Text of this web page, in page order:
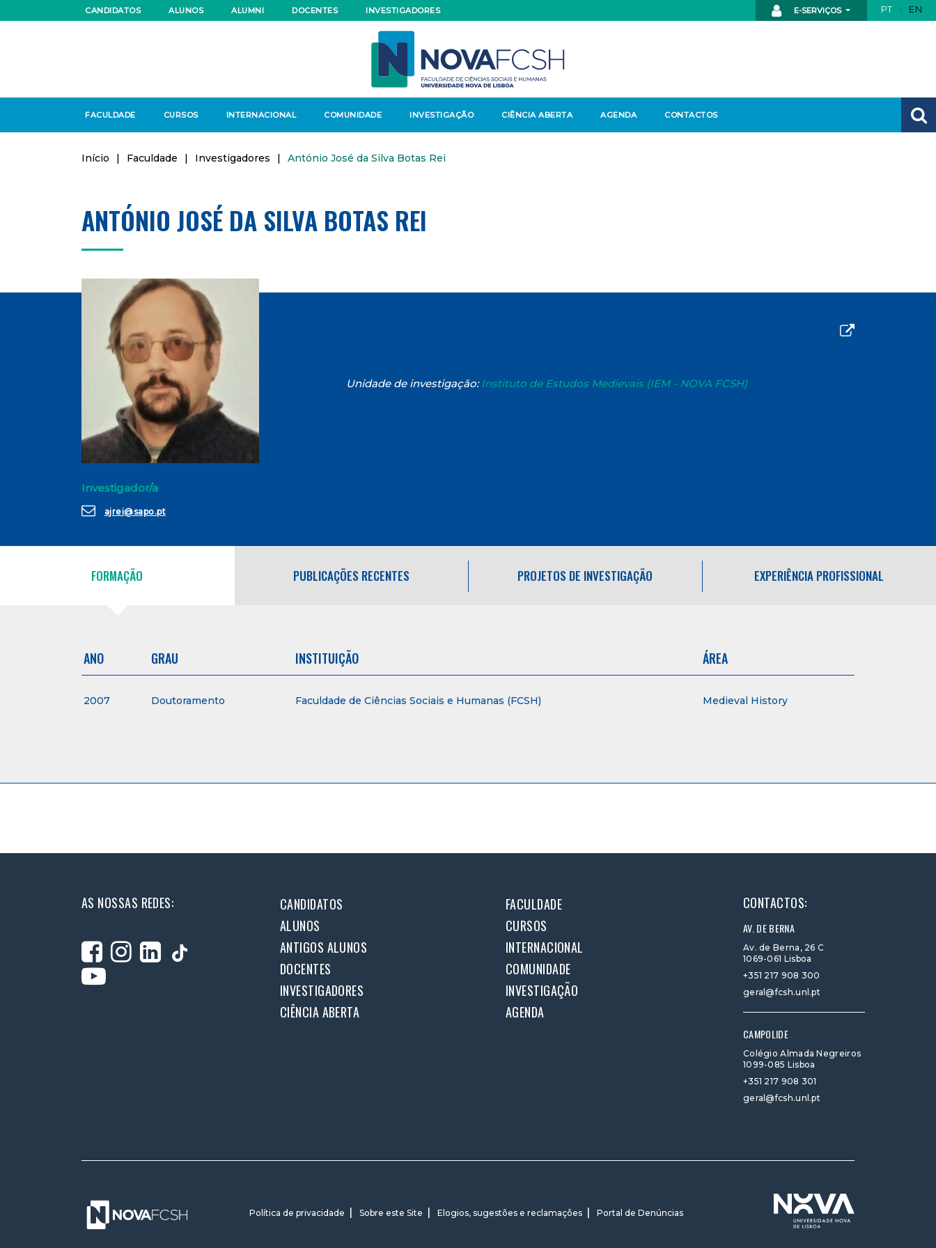
E-SERVIÇOS PT EN
CANDIDATOS ALUNOS ALUMNI DOCENTES INVESTIGADORES
FACULDADE CURSOS INTERNACIONAL COMUNIDADE INVESTIGAÇÃO CIÊNCIA ABERTA AGENDA CONTACTOS
Início | Faculdade | Investigadores | António José da Silva Botas Rei
ANTÓNIO JOSÉ DA SILVA BOTAS REI
Investigador/a
ajrei@sapo.pt
Unidade de investigação:Instituto de Estudos Medievais (IEM - NOVA FCSH)
FORMAÇÃO PUBLICAÇÕES RECENTES PROJETOS DE INVESTIGAÇÃO EXPERIÊNCIA PROFISSIONAL
ANO GRAU INSTITUIÇÃO ÁREA
2007 Doutoramento Faculdade de Ciências Sociais e Humanas (FCSH) Medieval History
AS NOSSAS REDES: CANDIDATOS
FACULDADE
ALUNOS
CURSOS
ANTIGOS ALUNOS
INTERNACIONAL
DOCENTES
COMUNIDADE
INVESTIGADORES
INVESTIGAÇÃO
CIÊNCIA ABERTA
AGENDA
CONTACTOS:
AV. DE BERNA
Av. de Berna, 26 C
1069-061 Lisboa
+351 217 908 300
geral@fcsh.unl.pt
CAMPOLIDE
Colégio Almada Negreiros
1099-085 Lisboa
+351 217 908 301
geral@fcsh.unl.pt
Política de privacidade Sobre este Site Elogios, sugestões e reclamações Portal de Denúncias